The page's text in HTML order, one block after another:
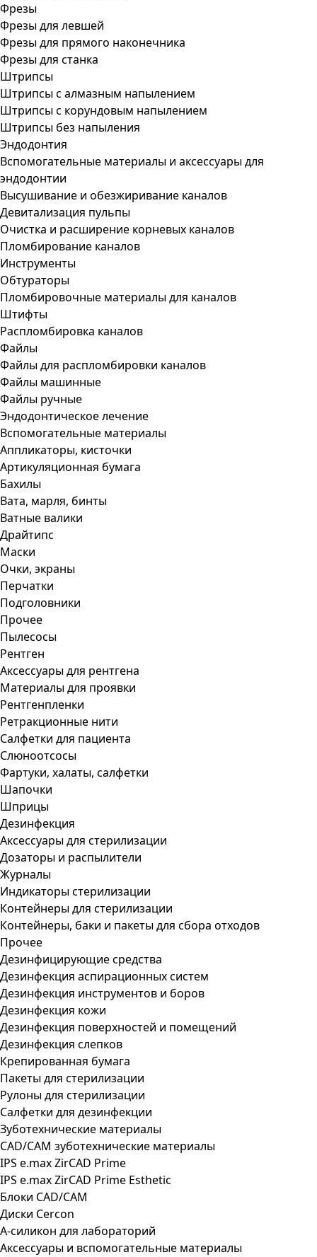
Фрезы
Фрезы для левшей
Фрезы для прямого наконечника
Фрезы для станка
Штрипсы
Штрипсы c алмазным напылением
Штрипсы c корундовым напылением
Штрипсы без напыления
Эндодонтия
Вспомогательные материалы и аксессуары для
эндодонтии
Высушивание и обезжиривание каналов
Девитализация пульпы
Очистка и расширение корневых каналов
Пломбирование каналов
Инструменты
Обтураторы
Пломбировочные материалы для каналов
Штифты
Распломбировка каналов
Файлы
Файлы для распломбировки каналов
Файлы машинные
Файлы ручные
Эндодонтическое лечение
Вспомогательные материалы
Аппликаторы, кисточки
Артикуляционная бумага
Бахилы
Вата, марля, бинты
Ватные валики
Драйтипс
Маски
Очки, экраны
Перчатки
Подголовники
Прочее
Пылесосы
Рентген
Аксессуары для рентгена
Материалы для проявки
Рентгенпленки
Ретракционные нити
Салфетки для пациента
Слюноотсосы
Фартуки, халаты, салфетки
Шапочки
Шприцы
Дезинфекция
Аксессуары для стерилизации
Дозаторы и распылители
Журналы
Индикаторы стерилизации
Контейнеры для стерилизации
Контейнеры, баки и пакеты для сбора отходов
Прочее
Дезинфицирующие средства
Дезинфекция аспирационных систем
Дезинфекция инструментов и боров
Дезинфекция кожи
Дезинфекция поверхностей и помещений
Дезинфекция слепков
Крепированная бумага
Пакеты для стерилизации
Рулоны для стерилизации
Салфетки для дезинфекции
Зуботехнические материалы
CAD/CAM зуботехнические материалы
IPS e.max ZirCAD Prime
IPS e.max ZirCAD Prime Esthetic
Блоки CAD/CAM
Диски Cercon
А-силикон для лабораторий
Аксессуары и вспомогательные материалы